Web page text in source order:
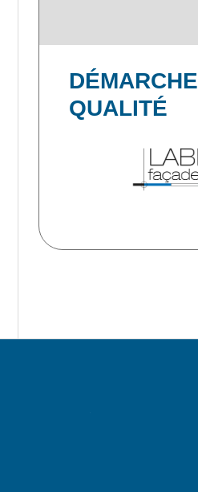
DÉMARCHE
QUALITÉ